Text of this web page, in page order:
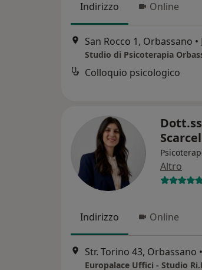
Indirizzo Online
San Rocco 1, Orbassano •
Studio di Psicoterapia
Colloquio psicologico
Altro
Indirizzo Online
Str. Torino 43, Orbassano •
Europalace Uffici - Studio